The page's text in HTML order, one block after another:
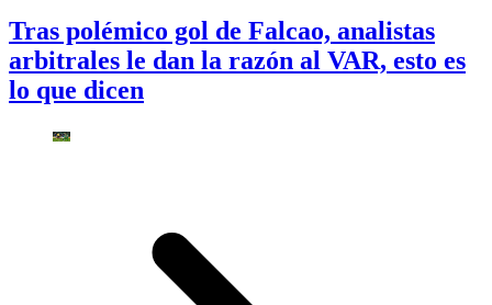
Tras polémico gol de Falcao, analistas
arbitrales le dan la razón al VAR, esto es
lo que dicen